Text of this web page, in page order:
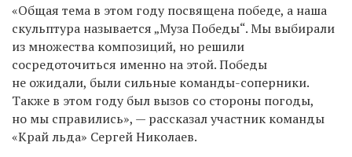
«Общая тема в этом году посвящена победе, а наша
скульптура называется „Муза Победы“. Мы выбирали
из множества композиций, но решили
сосредоточиться именно на этой. Победы
не ожидали, были сильные команды-соперники.
Также в этом году был вызов со стороны погоды,
но мы справились», — рассказал участник команды
«Край льда» Сергей Николаев.